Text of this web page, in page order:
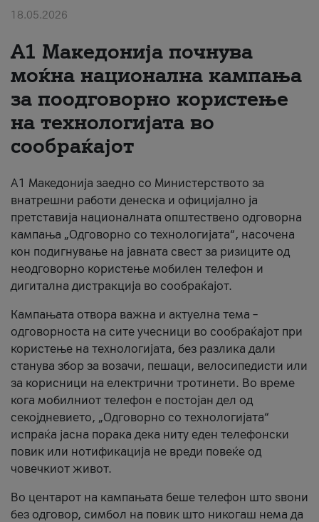
#ПодобарОнлајн
18.05.2026
A1 Македонија почнува
моќна национална кампања
за поодговорно користење
на технологијата во
сообраќајот
A1 Македонија заедно со Министерството за
внатрешни работи денеска и официјално ја
претставија националната општествено одговорна
кампања „Одговорно со технологијата“, насочена
кон подигнување на јавната свест за ризиците од
неодговорно користење мобилен телефон и
дигитална дистракција во сообраќајот.
Кампањата отвора важна и актуелна тема –
одговорноста на сите учесници во сообраќајот при
користење на технологијата, без разлика дали
станува збор за возачи, пешаци, велосипедисти или
за корисници на електрични тротинети. Во време
кога мобилниот телефон е постојан дел од
секојдневието, „Одговорно со технологијата“
испраќа јасна порака дека ниту еден телефонски
повик или нотификација не вреди повеќе од
човечкиот живот.
Во центарот на кампањата беше телефон што ѕвони
без одговор, симбол на повик што никогаш нема да